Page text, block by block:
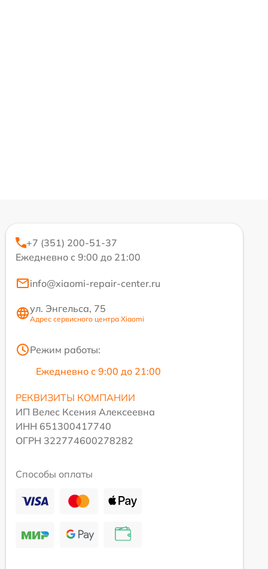
+7 (351) 200-51-37
Ежедневно с 9:00 до 21:00
info@xiaomi-repair-center.ru
ул. Энгельса, 75
Адрес сервисного центра Xiaomi
Режим работы:
Ежедневно с 9:00 до 21:00
РЕКВИЗИТЫ КОМПАНИИ
ИП Велес Ксения Алексеевна
ИНН 651300417740
ОГРН 322774600278282
Способы оплаты